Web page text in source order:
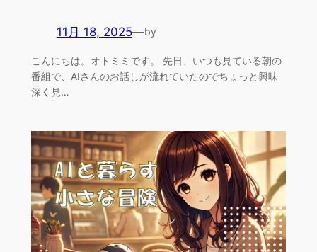
11月 18, 2025—by
こんにちは。オトミミです。 先日、いつも見ている朝の
番組で、AIさんのお話しが流れていたのでちょっと興味
深く見…